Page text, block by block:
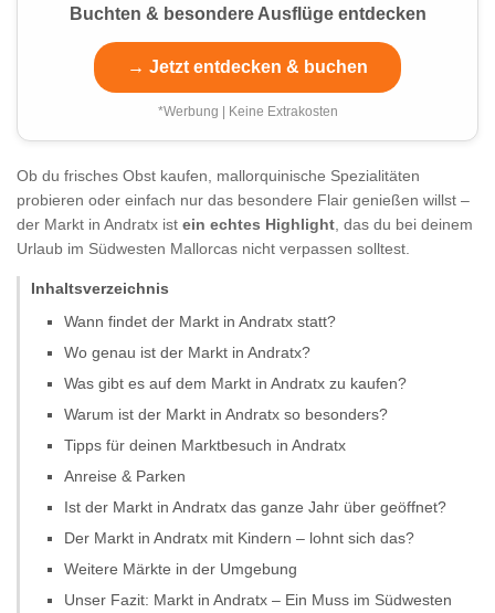
Buchten & besondere Ausflüge entdecken
→ Jetzt entdecken & buchen
*Werbung | Keine Extrakosten
Ob du frisches Obst kaufen, mallorquinische Spezialitäten
probieren oder einfach nur das besondere Flair genießen willst –
der Markt in Andratx ist ein echtes Highlight , das du bei deinem
Urlaub im Südwesten Mallorcas nicht verpassen solltest.
Inhaltsverzeichnis
Wann findet der Markt in Andratx statt?
Wo genau ist der Markt in Andratx?
Was gibt es auf dem Markt in Andratx zu kaufen?
Warum ist der Markt in Andratx so besonders?
Tipps für deinen Marktbesuch in Andratx
Anreise & Parken
Ist der Markt in Andratx das ganze Jahr über geöffnet?
Der Markt in Andratx mit Kindern – lohnt sich das?
Weitere Märkte in der Umgebung
Unser Fazit: Markt in Andratx – Ein Muss im Südwesten